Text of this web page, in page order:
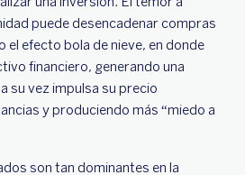
puede desencadenar compras
el efecto bola de nieve, en donde
financiero, generando una
su vez impulsa su precio
y produciendo más “miedo a
son tan dominantes en la